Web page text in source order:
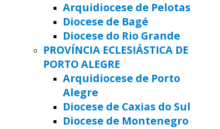
Arquidiocese de Pelotas
Diocese de Bagé
Diocese do Rio Grande
PROVÍNCIA ECLESIÁSTICA DE
PORTO ALEGRE
Arquidiocese de Porto
Alegre
Diocese de Caxias do Sul
Diocese de Montenegro